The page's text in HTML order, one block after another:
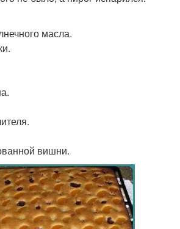
масла.
вишни.